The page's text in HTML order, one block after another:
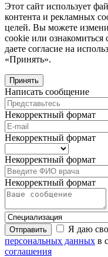
Этот сайт использует
контента и рекламных
целей. Вы можете
cookie или ознакомиться
даете согласие на
«Принять».
Принять
Написать сообщение
Некорректный формат
Некорректный формат
Некорректный формат
Некорректный формат
Отправить Я даю
персональных данных в
соглашения